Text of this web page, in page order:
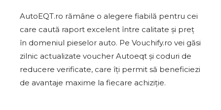
AutoEQT.ro rămâne o alegere fiabilă pentru cei
care caută raport excelent între calitate și preț
în domeniul pieselor auto. Pe Vouchify.ro vei găsi
zilnic actualizate voucher Autoeqt și coduri de
reducere verificate, care îți permit să beneficiezi
de avantaje maxime la fiecare achiziție.